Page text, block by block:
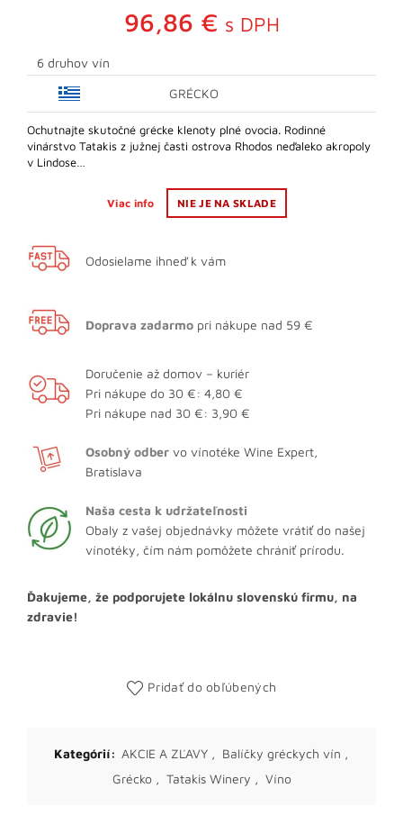
96,86 € s DPH
6 druhov vín
GRÉCKO
Ochutnajte skutočné grécke klenoty plné ovocia. Rodinné
vinárstvo Tatakis z južnej časti ostrova Rhodos neďaleko akropoly
v Lindose…
Viac info NIE JE NA SKLADE
Odosielame ihneď k vám
Doprava zadarmo pri nákupe nad 59 €
Doručenie až domov – kuriér
Pri nákupe do 30 €: 4,80 €
Pri nákupe nad 30 €: 3,90 €
Osobný odber vo vínotéke Wine Expert,
Bratislava
Naša cesta k udržateľnosti
Obaly z vašej objednávky môžete vrátiť do našej
vínotéky, čím nám pomôžete chrániť prírodu.
Ďakujeme, že podporujete lokálnu slovenskú firmu, na
zdravie!
Pridať do obľúbených
Kategórií: AKCIE A ZĽAVY , Balíčky gréckych vín ,
Grécko , Tatakis Winery , Víno